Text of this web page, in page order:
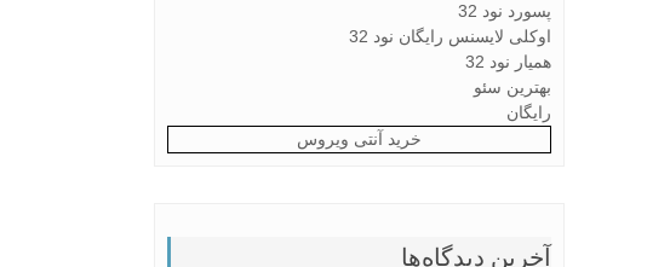
پسورد نود 32
اوکلی لایسنس رایگان نود 32
همیار نود 32
بهترین سئو
رایگان
خرید آنتی ویروس
آخرین دیدگاه‌ها